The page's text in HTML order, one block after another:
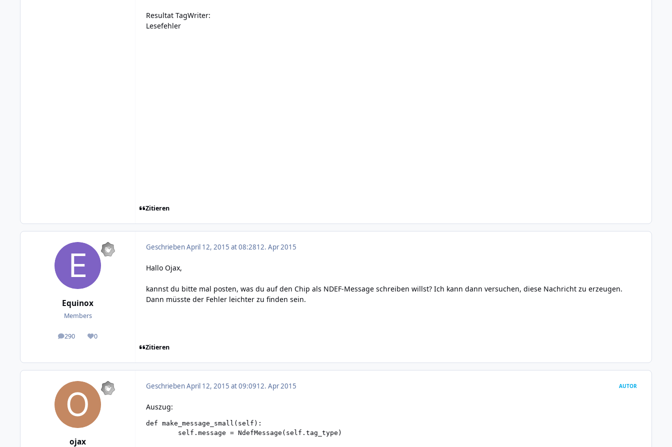
Resultat TagWriter:
Lesefehler
Zitieren
Equinox
Members
290
posts 0
Reputation
GeschriebenApril 12, 2015 at 08:2812. Apr 2015
Hallo Ojax,
kannst du bitte mal posten, was du auf den Chip als NDEF-Message schreiben willst? Ich kann dann versuchen, diese Nachricht zu erzeugen.
Dann müsste der Fehler leichter zu finden sein.
Zitieren
ojax
GeschriebenApril 12, 2015 at 09:0912. Apr 2015 AUTOR
Auszug:
def make_message_small(self):
self.message = NdefMessage(self.tag_type)